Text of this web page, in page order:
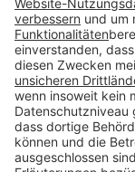
Impressum
Datenschutz
AGB
Rechtliche